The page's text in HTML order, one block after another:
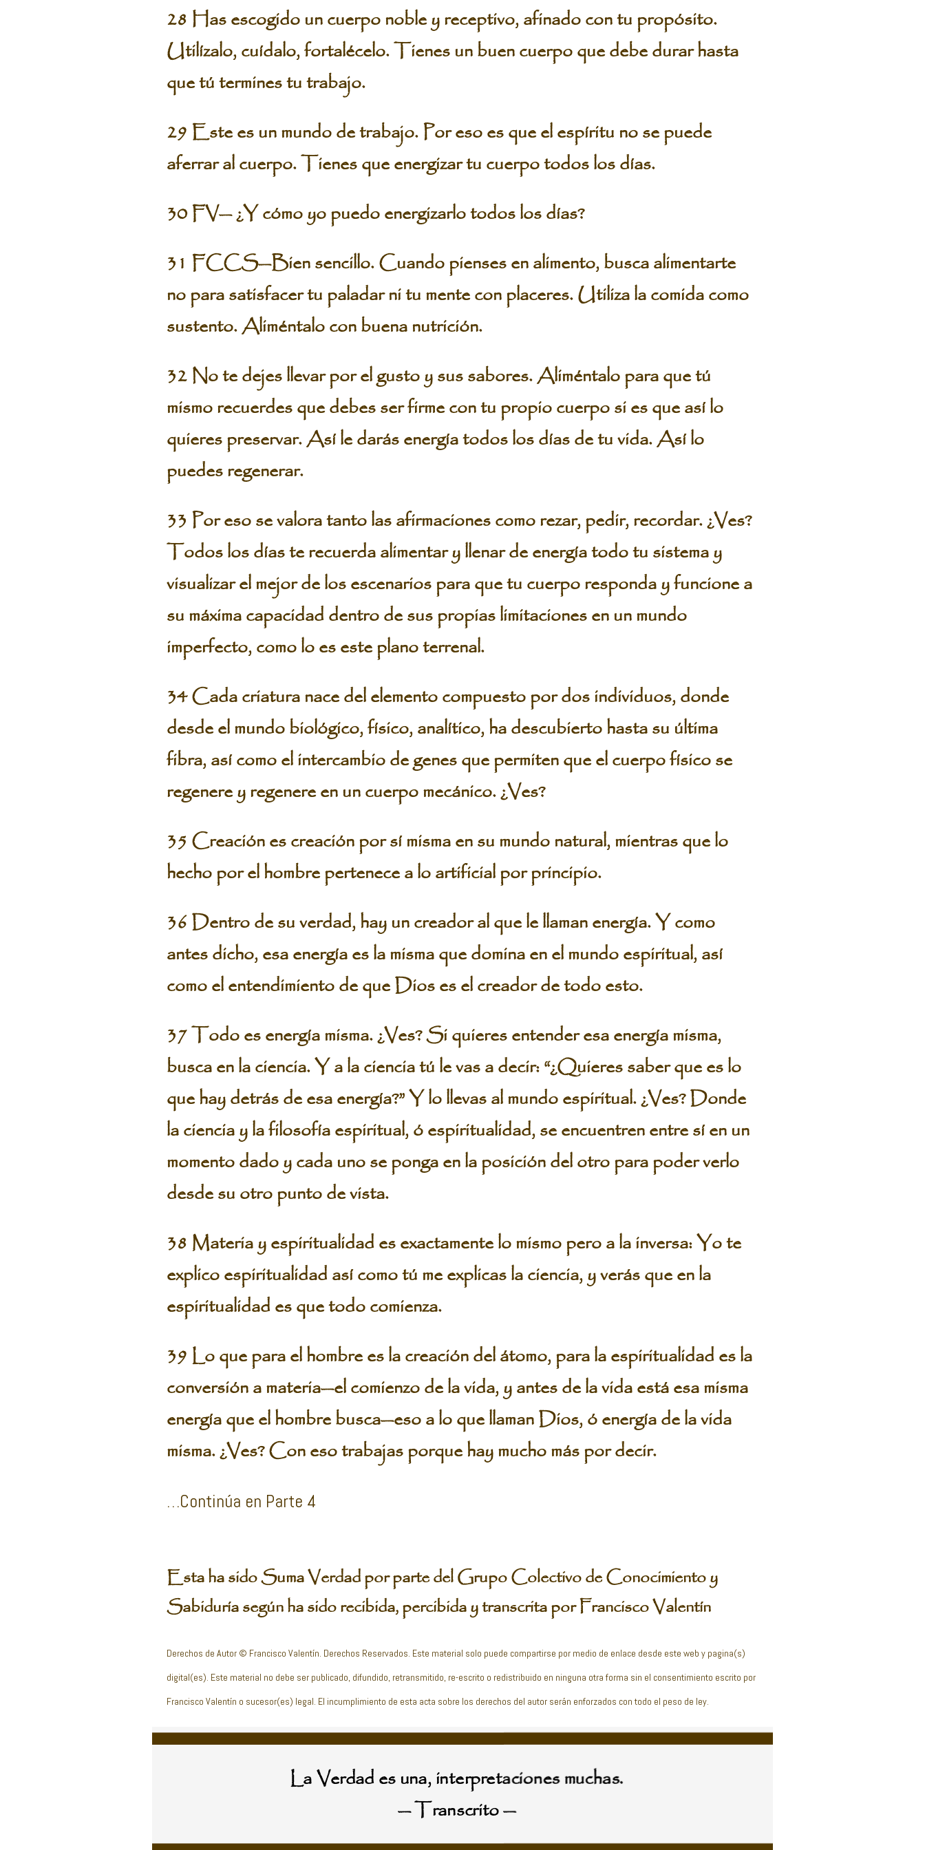
28 Has escogido un cuerpo noble y receptivo, afinado con tu propósito.
Utilízalo, cuídalo, fortalécelo. Tienes un buen cuerpo que debe durar hasta
que tú termines tu trabajo.
29 Este es un mundo de trabajo. Por eso es que el espíritu no se puede
aferrar al cuerpo. Tienes que energizar tu cuerpo todos los días.
30 FV— ¿Y cómo yo puedo energizarlo todos los días?
31 FCCS—Bien sencillo. Cuando pienses en alimento, busca alimentarte
no para satisfacer tu paladar ni tu mente con placeres. Utiliza la comida como
sustento. Aliméntalo con buena nutrición.
32 No te dejes llevar por el gusto y sus sabores. Aliméntalo para que tú
mismo recuerdes que debes ser firme con tu propio cuerpo si es que así lo
quieres preservar. Así le darás energía todos los días de tu vida. Así lo
puedes regenerar.
33 Por eso se valora tanto las afirmaciones como rezar, pedir, recordar. ¿Ves?
Todos los días te recuerda alimentar y llenar de energía todo tu sistema y
visualizar el mejor de los escenarios para que tu cuerpo responda y funcione a
su máxima capacidad dentro de sus propias limitaciones en un mundo
imperfecto, como lo es este plano terrenal.
34 Cada criatura nace del elemento compuesto por dos individuos, donde
desde el mundo biológico, físico, analítico, ha descubierto hasta su última
fibra, así como el intercambio de genes que permiten que el cuerpo físico se
regenere y regenere en un cuerpo mecánico. ¿Ves?
35 Creación es creación por sí misma en su mundo natural, mientras que lo
hecho por el hombre pertenece a lo artificial por principio.
36 Dentro de su verdad, hay un creador al que le llaman energía. Y como
antes dicho, esa energía es la misma que domina en el mundo espiritual, así
como el entendimiento de que Dios es el creador de todo esto.
37 Todo es energía misma. ¿Ves? Si quieres entender esa energía misma,
busca en la ciencia. Y a la ciencia tú le vas a decir: “¿Quieres saber que es lo
que hay detrás de esa energía?” Y lo llevas al mundo espiritual. ¿Ves? Donde
la ciencia y la filosofía espiritual, ó espiritualidad, se encuentren entre sí en un
momento dado y cada uno se ponga en la posición del otro para poder verlo
desde su otro punto de vista.
38 Materia y espiritualidad es exactamente lo mismo pero a la inversa: Yo te
explico espiritualidad así como tú me explicas la ciencia, y verás que en la
espiritualidad es que todo comienza.
39 Lo que para el hombre es la creación del átomo, para la espiritualidad es la
conversión a materia—el comienzo de la vida, y antes de la vida está esa misma
energía que el hombre busca—eso a lo que llaman Dios, ó energía de la vida
misma. ¿Ves? Con eso trabajas porque hay mucho más por decir.
…Continúa en Parte 4
Esta ha sido Suma Verdad por parte del Grupo Colectivo de Conocimiento y
Sabiduría según ha sido recibida, percibida y transcrita por Francisco Valentín
Derechos de Autor © Francisco Valentín. Derechos Reservados. Este material solo puede compartirse por medio de enlace desde este web y pagina(s)
digital(es). Este material no debe ser publicado, difundido, retransmitido, re-escrito o redistribuido en ninguna otra forma sin el consentimiento escrito por
Francisco Valentín o sucesor(es) legal. El incumplimiento de esta acta sobre los derechos del autor serán enforzados con todo el peso de ley.
La Verdad es una, interpretaciones muchas.
— Transcrito —